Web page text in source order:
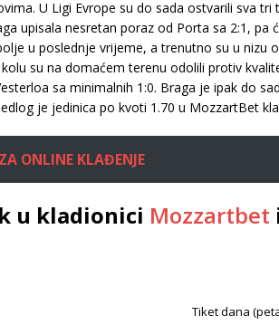
U Ligi Evrope su do sada ostvarili sva tri
upisala nesretan poraz od Porta sa 2:1, pa
u poslednje vrijeme, a trenutno su u nizu
su na domaćem terenu odolili protiv
sa minimalnih 1:0. Braga je ipak do
je jedinica po kvoti 1.70 u MozzartBet
ONLINE KLAĐENJE
u kladionici Mozzartbet
Tiket dana